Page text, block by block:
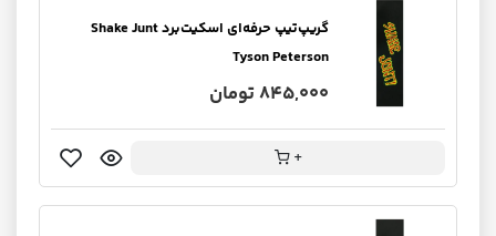
گریپ‌تیپ حرفه‌ای اسکیت‌برد Shake Junt
Tyson Peterson
845,000 تومان
+